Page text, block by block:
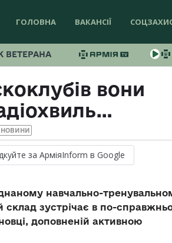
ГОЛОВНА ВАКАНСІЇ
ВЕТЕРАНА
вони
НОВИНИ
за АрміяInform в Google
навчально-
склад зустрічає в по-
доповненій активною